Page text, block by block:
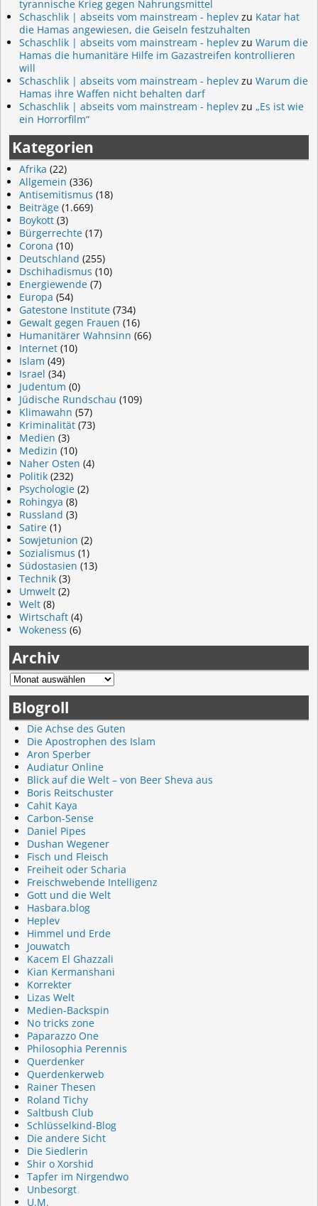
tyrannische Krieg gegen Nahrungsmittel
Schaschlik | abseits vom mainstream - heplev zu Katar hat
die Hamas angewiesen, die Geiseln festzuhalten
Schaschlik | abseits vom mainstream - heplev zu Warum die
Hamas die humanitäre Hilfe im Gazastreifen kontrollieren
will
Schaschlik | abseits vom mainstream - heplev zu Warum die
Hamas ihre Waffen nicht behalten darf
Schaschlik | abseits vom mainstream - heplev zu „Es ist wie
ein Horrorfilm“
Kategorien
Afrika (22)
Allgemein (336)
Antisemitismus (18)
Beiträge (1.669)
Boykott (3)
Bürgerrechte (17)
Corona (10)
Deutschland (255)
Dschihadismus (10)
Energiewende (7)
Europa (54)
Gatestone Institute (734)
Gewalt gegen Frauen (16)
Humanitärer Wahnsinn (66)
Internet (10)
Islam (49)
Israel (34)
Judentum (0)
Jüdische Rundschau (109)
Klimawahn (57)
Kriminalität (73)
Medien (3)
Medizin (10)
Naher Osten (4)
Politik (232)
Psychologie (2)
Rohingya (8)
Russland (3)
Satire (1)
Sowjetunion (2)
Sozialismus (1)
Südostasien (13)
Technik (3)
Umwelt (2)
Welt (8)
Wirtschaft (4)
Wokeness (6)
Archiv
Blogroll
Die Achse des Guten
Die Apostrophen des Islam
Aron Sperber
Audiatur Online
Blick auf die Welt – von Beer Sheva aus
Boris Reitschuster
Cahit Kaya
Carbon-Sense
Daniel Pipes
Dushan Wegener
Fisch und Fleisch
Freiheit oder Scharia
Freischwebende Intelligenz
Gott und die Welt
Hasbara.blog
Heplev
Himmel und Erde
Jouwatch
Kacem El Ghazzali
Kian Kermanshani
Korrekter
Lizas Welt
Medien-Backspin
No tricks zone
Paparazzo One
Philosophia Perennis
Querdenker
Querdenkerweb
Rainer Thesen
Roland Tichy
Saltbush Club
Schlüsselkind-Blog
Die andere Sicht
Die Siedlerin
Shir o Xorshid
Tapfer im Nirgendwo
Unbesorgt
U.M.